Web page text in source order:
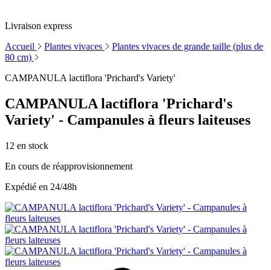
Livraison express
Accueil
Plantes vivaces
Plantes vivaces de grande taille (plus de
80 cm)
CAMPANULA lactiflora 'Prichard's Variety'
CAMPANULA lactiflora 'Prichard's
Variety' - Campanules à fleurs laiteuses
12 en stock
En cours de réapprovisionnement
Expédié en 24/48h